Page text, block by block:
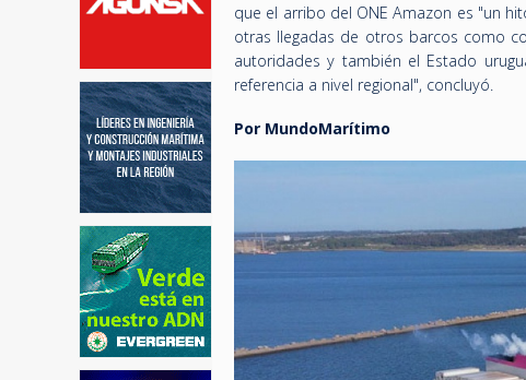
que el arribo del ONE Amazon es "un
otras llegadas de otros barcos como
autoridades y también el Estado
referencia a nivel regional", concluyó.
Por MundoMarítimo